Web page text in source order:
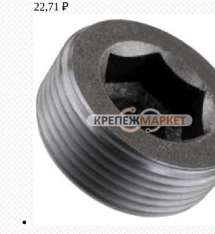
22,71 ₽